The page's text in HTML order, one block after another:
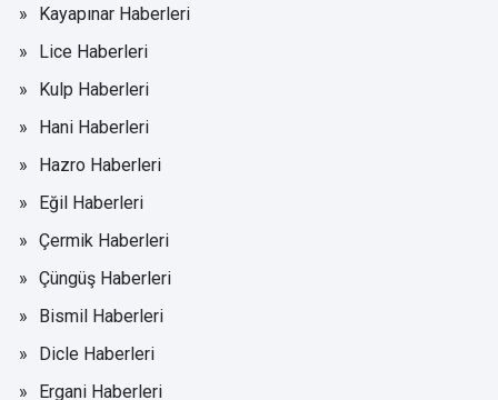
Kayapınar Haberleri
Lice Haberleri
Kulp Haberleri
Hani Haberleri
Hazro Haberleri
Eğil Haberleri
Çermik Haberleri
Çüngüş Haberleri
Bismil Haberleri
Dicle Haberleri
Ergani Haberleri